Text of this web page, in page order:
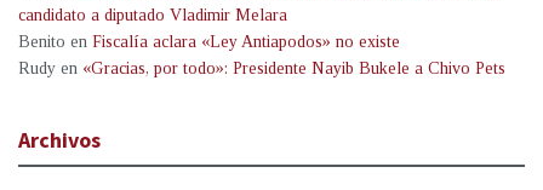
candidato a diputado Vladimir Melara
Benito en Fiscalía aclara «Ley Antiapodos» no existe
Rudy en «Gracias, por todo»: Presidente Nayib Bukele a Chivo Pets
Archivos